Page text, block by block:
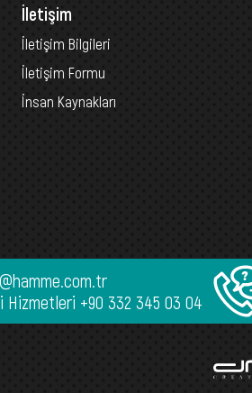
İletişim
İletişim Bilgileri
İletişim Formu
İnsan Kaynakları
Hizmetleri +90 332 345 03 04